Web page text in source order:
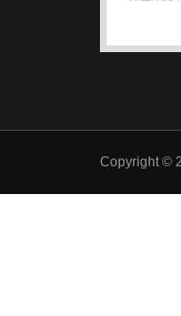
Copyright ©